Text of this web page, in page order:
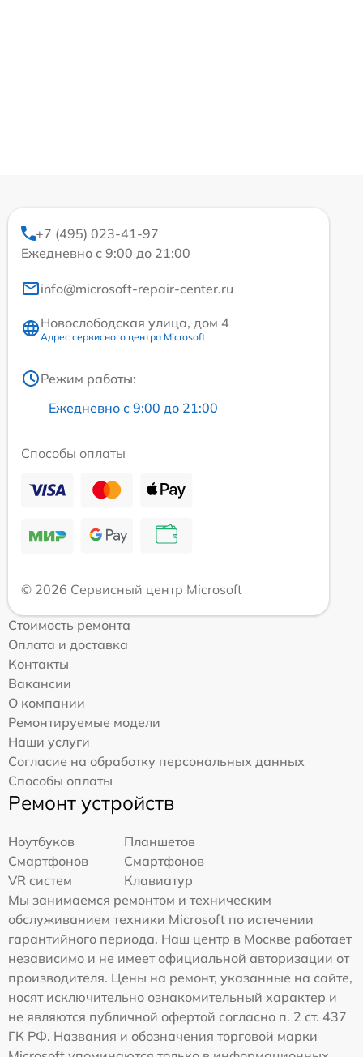
+7 (495) 023-41-97
Ежедневно с 9:00 до 21:00
info@microsoft-repair-center.ru
Новослободская улица, дом 4
Адрес сервисного центра Microsoft
Режим работы:
Ежедневно с 9:00 до 21:00
Способы оплаты
© 2026 Сервисный центр Microsoft
Стоимость ремонта
Оплата и доставка
Контакты
Вакансии
О компании
Ремонтируемые модели
Наши услуги
Согласие на обработку персональных данных
Способы оплаты
Ремонт устройств
Ноутбуков
Планшетов
Смартфонов
Смартфонов
VR систем
Клавиатур
Мы занимаемся ремонтом и техническим
обслуживанием техники Microsoft по истечении
гарантийного периода. Наш центр в Москве работает
независимо и не имеет официальной авторизации от
производителя. Цены на ремонт, указанные на сайте,
носят исключительно ознакомительный характер и
не являются публичной офертой согласно п. 2 ст. 437
ГК РФ. Названия и обозначения торговой марки